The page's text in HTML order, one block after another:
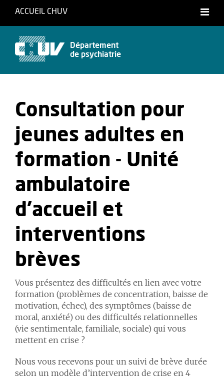
ACCUEIL CHUV
Département
de psychiatrie
Consultation pour
jeunes adultes en
formation - Unité
ambulatoire
d'accueil et
interventions
brèves
Vous présentez des difficultés en lien avec votre
formation (problèmes de concentration, baisse de
motivation, échec), des symptômes (baisse de
moral, anxiété) ou des difficultés relationnelles
(vie sentimentale, familiale, sociale) qui vous
mettent en crise ?
Nous vous recevons pour un suivi de brève durée
selon un modèle d’intervention de crise en 4